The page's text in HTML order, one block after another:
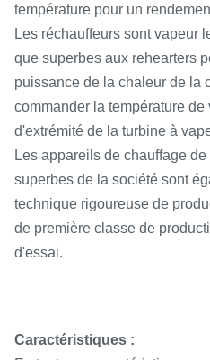
température pour un
Les réchauffeurs sont vapeur
que superbes aux rehearters
puissance de la chaleur de la
commander la température
d'extrémité de la turbine à
Les appareils de chauffage
superbes de la société sont
technique rigoureuse de
de première classe de
d'essai.
Caractéristiques :